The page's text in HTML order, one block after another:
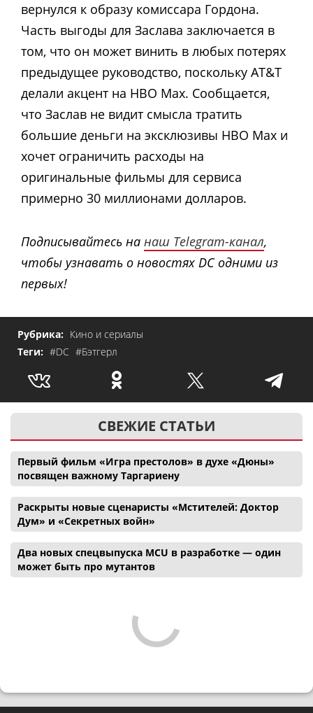
вернулся к образу комиссара Гордона.
Часть выгоды для Заслава заключается в
том, что он может винить в любых потерях
предыдущее руководство, поскольку AT&T
делали акцент на HBO Max. Сообщается,
что Заслав не видит смысла тратить
большие деньги на эксклюзивы HBO Max и
хочет ограничить расходы на
оригинальные фильмы для сервиса
примерно 30 миллионами долларов.
Подписывайтесь на наш Telegram-канал,
чтобы узнавать о новостях DC одними из
первых!
Рубрика: Кино и сериалы
Теги: #DC #Бэтгерл
СВЕЖИЕ СТАТЬИ
Первый фильм «Игра престолов» в духе «Дюны»
посвящен важному Таргариену
Раскрыты новые сценаристы «Мстителей: Доктор
Дум» и «Секретных войн»
Два новых спецвыпуска MCU в разработке — один
может быть про мутантов